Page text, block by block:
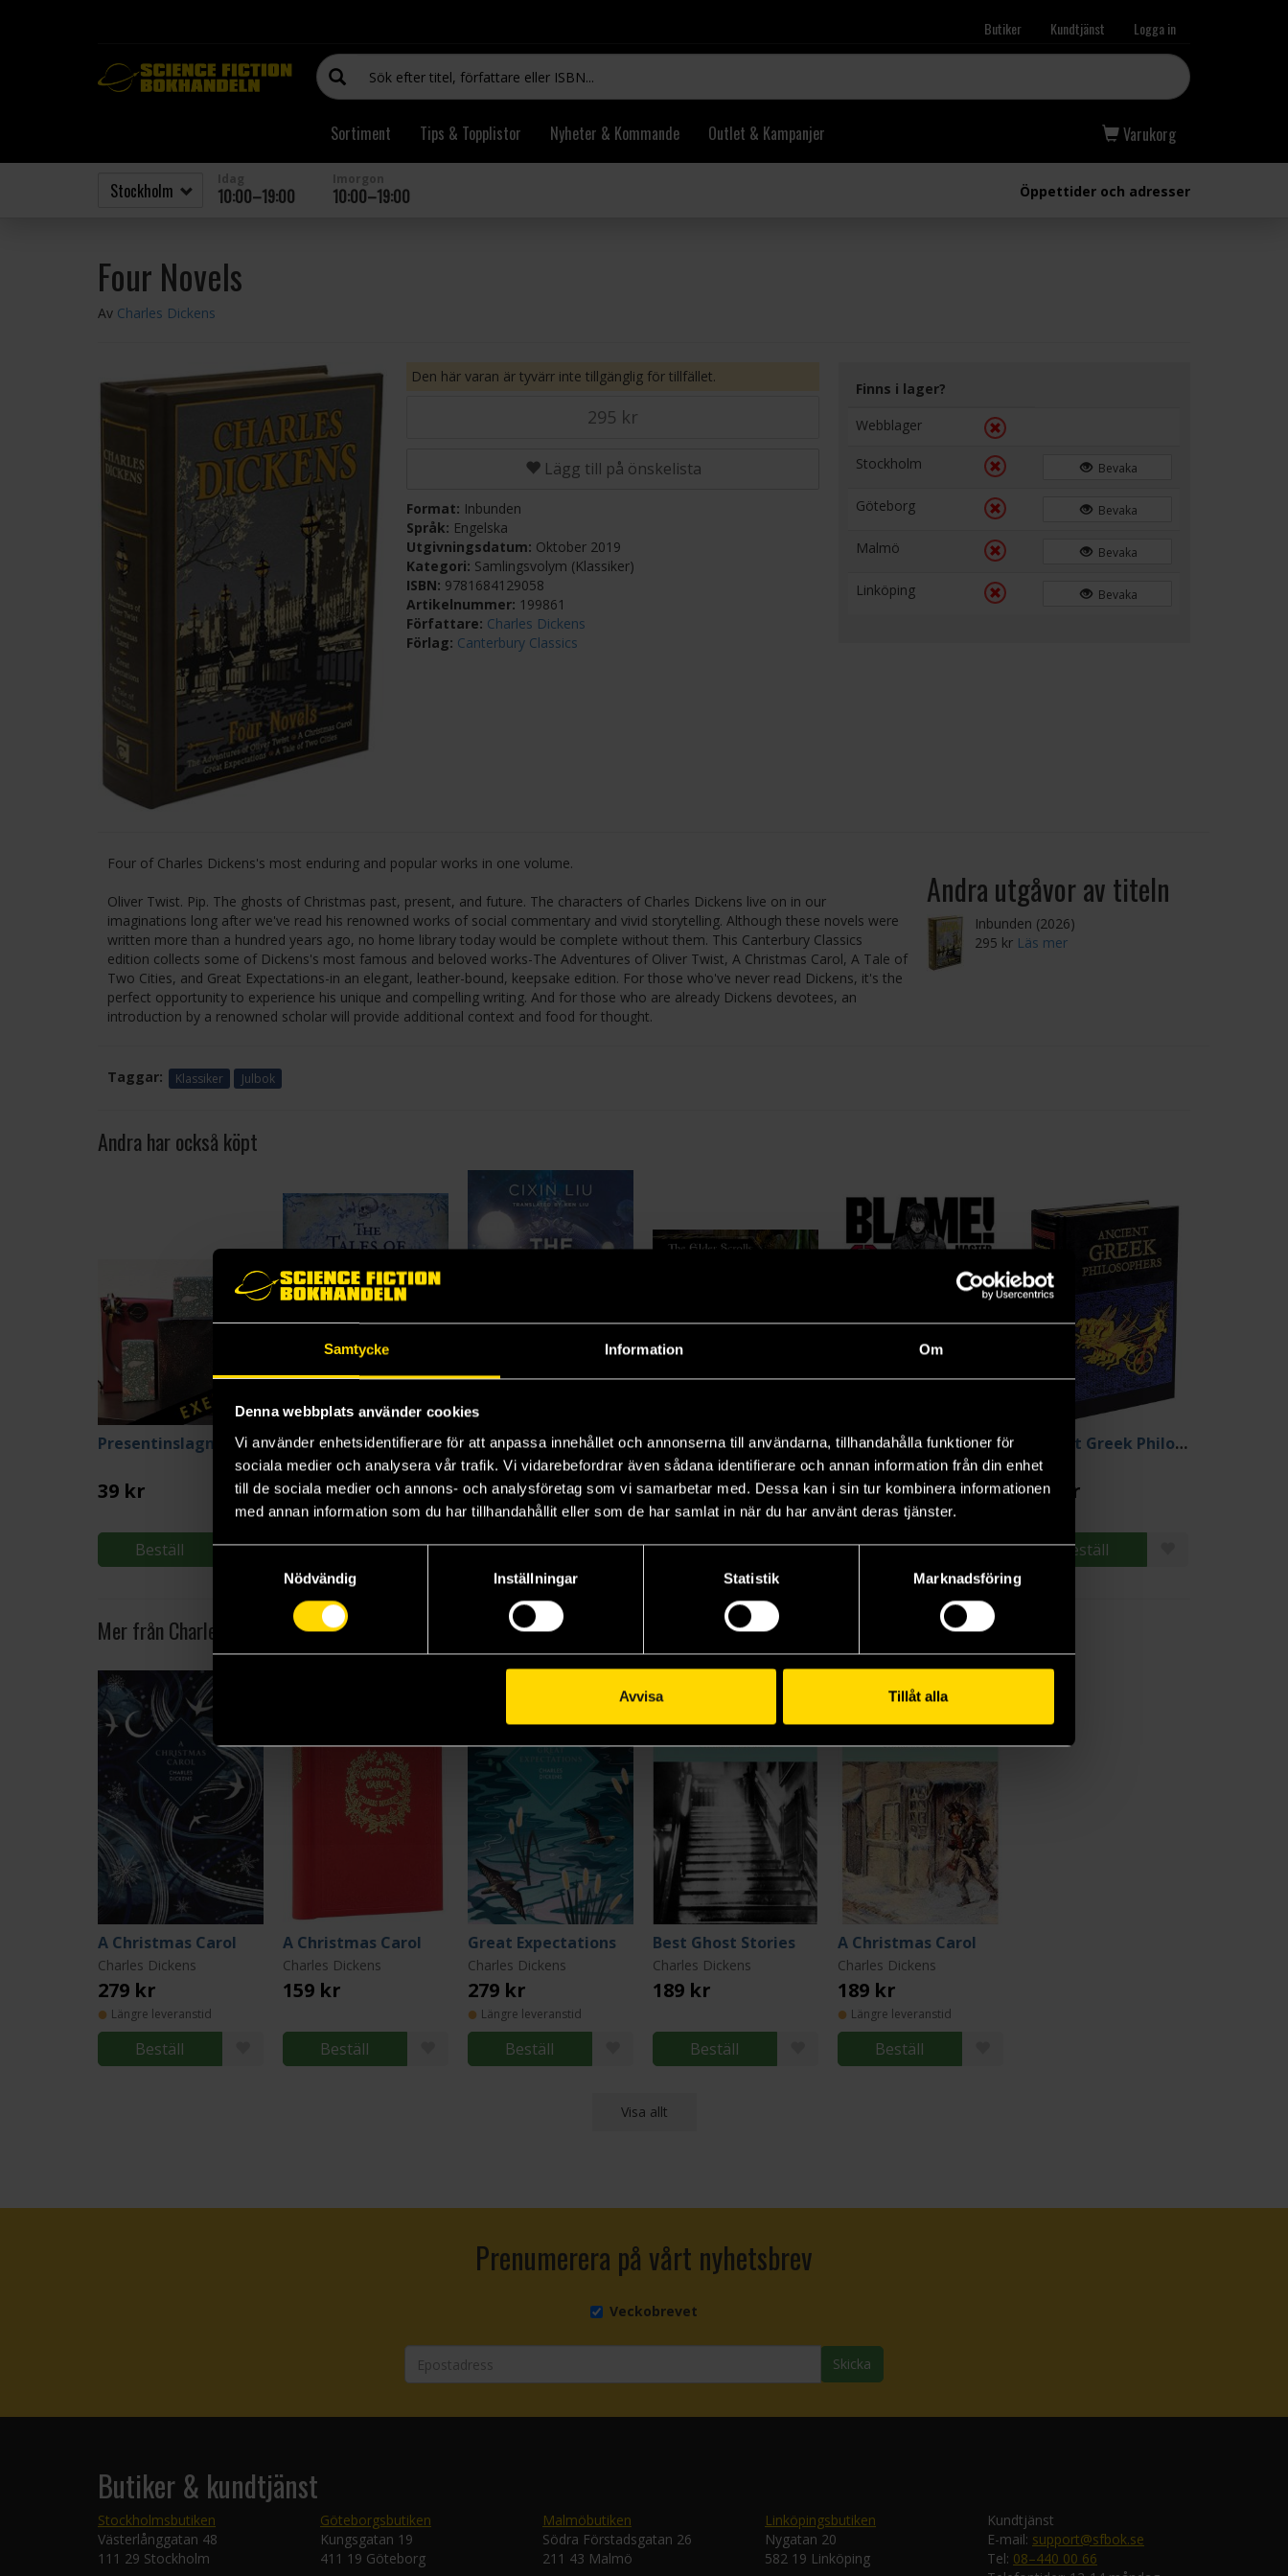
Samtycke Information Om
Denna webbplats använder cookies
Vi använder enhetsidentifierare för att anpassa innehållet och annonserna till användarna, tillhandahålla funktioner för
sociala medier och analysera vår trafik. Vi vidarebefordrar även sådana identifierare och annan information från din enhet
till de sociala medier och annons- och analysföretag som vi samarbetar med. Dessa kan i sin tur kombinera informationen
med annan information som du har tillhandahållit eller som de har samlat in när du har använt deras tjänster.
Nödvändig
Inställningar Statistik Marknadsföring
Avvisa Tillåt alla
Butiker Kundtjänst Logga in
Sortiment Tips & Topplistor Nyheter & Kommande Outlet & Kampanjer Varukorg
10:00–19:00 10:00–19:00 Öppettider och adresser
Four Novels
Av Charles Dickens
Den här varan är tyvärr inte tillgänglig för tillfället.
295 kr
Lägg till på önskelista
Format: Inbunden
Språk: Engelska
Utgivningsdatum: Oktober 2019
Kategori: Samlingsvolym (Klassiker)
ISBN: 9781684129058
Artikelnummer: 199861
Författare: Charles Dickens
Förlag: Canterbury Classics
Finns i lager?
Webblager
Stockholm Bevaka
Göteborg Bevaka
Malmö Bevaka
Linköping Bevaka
Four of Charles Dickens's most enduring and popular works in one volume.
Oliver Twist. Pip. The ghosts of Christmas past, present, and future. The characters of Charles Dickens live on in our
imaginations long after we've read his renowned works of social commentary and vivid storytelling. Although these novels were
written more than a hundred years ago, no home library today would be complete without them. This Canterbury Classics
edition collects some of Dickens's most famous and beloved works-The Adventures of Oliver Twist, A Christmas Carol, A Tale of
Two Cities, and Great Expectations-in an elegant, leather-bound, keepsake edition. For those who've never read Dickens, it's the
perfect opportunity to experience his unique and compelling writing. And for those who are already Dickens devotees, an
introduction by a renowned scholar will provide additional context and food for thought.
Andra utgåvor av titeln
Inbunden (2026)
295 kr Läs mer
Taggar: Klassiker Julbok
Andra har också köpt
Presentinslagning
39 kr
Beställ
The Tales of Beedle the Bard
J K Rowling
229 kr
Beställ
The Three-Body Problem
Cixin Liu
189 kr
Beställ
The Elder Scrolls: The Official Cookbook
Elder Scrolls
349 kr
Beställ
Blame! 1
Tsutomu Nihei
390 kr
Beställ
Ancient Greek Philosophers
Aristotle
289 kr
Beställ
Mer från Charles Dickens
A Christmas Carol
Charles Dickens
279 kr
Längre leveranstid
Beställ
A Christmas Carol
Charles Dickens
159 kr
Beställ
Great Expectations
Charles Dickens
279 kr
Längre leveranstid
Beställ
Best Ghost Stories
Charles Dickens
189 kr
Beställ
A Christmas Carol
Charles Dickens
189 kr
Längre leveranstid
Beställ
Visa allt
Prenumerera på vårt nyhetsbrev
Veckobrevet
Skicka
Butiker & kundtjänst
Stockholmsbutiken
Västerlånggatan 48
111 29 Stockholm
Göteborgsbutiken
Kungsgatan 19
411 19 Göteborg
Malmöbutiken
Södra Förstadsgatan 26
211 43 Malmö
Linköpingsbutiken
Nygatan 20
582 19 Linköping
Kundtjänst
E-mail: support@sfbok.se
Tel: 08–440 00 66